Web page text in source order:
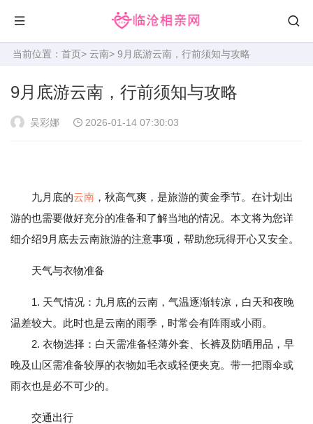
当前位置： 首页> 云南> 9月底游云南，行前须知与攻略
9月底游云南，行前须知与攻略
吴彩娜 2026-01-14 07:30:03
九月底的云南 ，秋高气爽，是旅游的黄金季节。在计划出
游的也需要做好充分的准备和了解当地的情况。本文将为您详
细介绍9月底去云南旅游的注意事项，帮助您玩得开心又安全。
天气与衣物准备
1. 天气情况：九月底的云南，气温逐渐转凉，白天和夜晚
温差较大。此时也是云南的雨季，时常会有阵雨或小雨。
2. 衣物选择：白天需准备轻薄外套、长裤及防晒用品，早
晚及山区需准备较厚的衣物如毛衣或轻便夹克。带一把雨伞或
雨衣也是必不可少的。
交通出行